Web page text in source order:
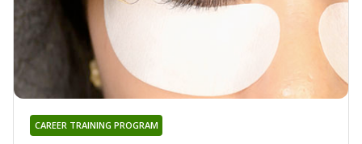
CAREER TRAINING PROGRAM